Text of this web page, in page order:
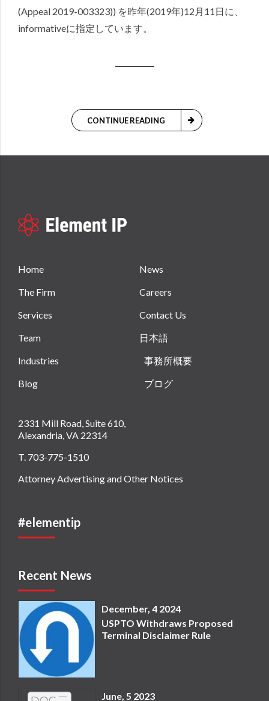
(Appeal 2019-003323)) を昨年(2019年)12月11日に、
informativeに指定しています。
CONTINUE READING
Home
The Firm
Services
Team
Industries
Blog
News
Careers
Contact Us
日本語
事務所概要
ブログ
2331 Mill Road, Suite 610,
Alexandria, VA 22314
T. 703-775-1510
Attorney Advertising and Other Notices
#elementip
Recent News
December, 4 2024
USPTO Withdraws Proposed
Terminal Disclaimer Rule
June, 5 2023